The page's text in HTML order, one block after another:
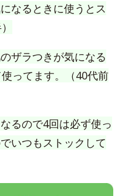
なるときに使うとス
ザラつきが気になる
ってます。（40代前
るので4回は必ず使っ
いつもストックして